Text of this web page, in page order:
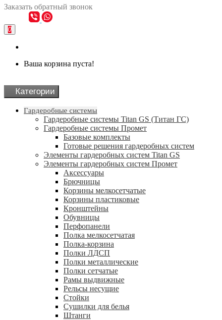
Заказать обратный звонок
0
Ваша корзина пуста!
Категории
Гардеробные системы
Гардеробные системы Titan GS (Титан ГС)
Гардеробные системы Промет
Базовые комплекты
Готовые решения гардеробных систем
Элементы гардеробных систем Titan GS
Элементы гардеробных систем Промет
Аксессуары
Брючницы
Корзины мелкосетчатые
Корзины пластиковые
Кронштейны
Обувницы
Перфопанели
Полка мелкосетчатая
Полка-корзина
Полки ЛДСП
Полки металлические
Полки сетчатые
Рамы выдвижные
Рельсы несущие
Стойки
Сушилки для белья
Штанги